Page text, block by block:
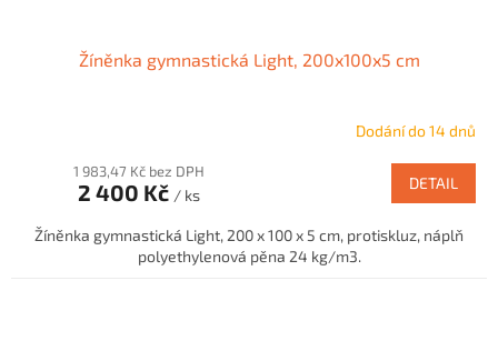
Žíněnka gymnastická Light, 200x100x5 cm
Dodání do 14 dnů
1 983,47 Kč bez DPH
2 400 Kč / ks
DETAIL
Žíněnka gymnastická Light, 200 x 100 x 5 cm, protiskluz, náplň
polyethylenová pěna 24 kg/m3.